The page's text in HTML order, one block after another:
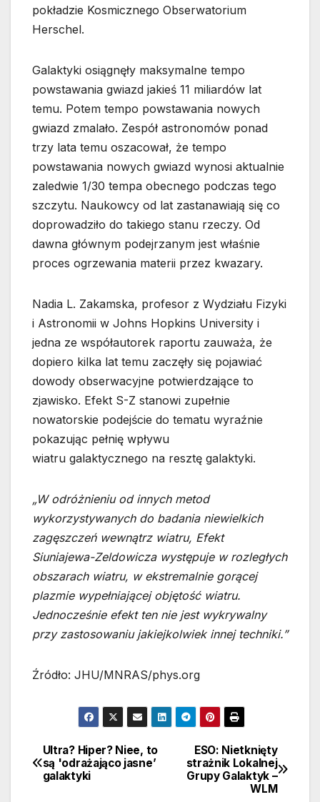
pokładzie Kosmicznego Obserwatorium
Herschel.
Galaktyki osiągnęły maksymalne tempo
powstawania gwiazd jakieś 11 miliardów lat
temu. Potem tempo powstawania nowych
gwiazd zmalało. Zespół astronomów ponad
trzy lata temu oszacował, że tempo
powstawania nowych gwiazd wynosi aktualnie
zaledwie 1/30 tempa obecnego podczas tego
szczytu. Naukowcy od lat zastanawiają się co
doprowadziło do takiego stanu rzeczy. Od
dawna głównym podejrzanym jest właśnie
proces ogrzewania materii przez kwazary.
Nadia L. Zakamska, profesor z Wydziału Fizyki
i Astronomii w Johns Hopkins University i
jedna ze współautorek raportu zauważa, że
dopiero kilka lat temu zaczęły się pojawiać
dowody obserwacyjne potwierdzające to
zjawisko. Efekt S-Z stanowi zupełnie
nowatorskie podejście do tematu wyraźnie
pokazując pełnię wpływu
wiatru galaktycznego na resztę galaktyki.
„W odróżnieniu od innych metod
wykorzystywanych do badania niewielkich
zagęszczeń wewnątrz wiatru, Efekt
Siuniajewa-Zeldowicza występuje w rozległych
obszarach wiatru, w ekstremalnie gorącej
plazmie wypełniającej objętość wiatru.
Jednocześnie efekt ten nie jest wykrywalny
przy zastosowaniu jakiejkolwiek innej techniki.”
Źródło: JHU/MNRAS/phys.org
Nawigacja
wpisu
ESO: Nietknięty
strażnik Lokalnej
Grupy Galaktyk –
WLM
Ultra? Hiper? Niee, to
są 'odrażająco jasne’
galaktyki